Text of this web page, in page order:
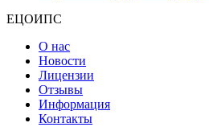
ЕЦОИПС
О нас
Новости
Лицензии
Отзывы
Информация
Контакты